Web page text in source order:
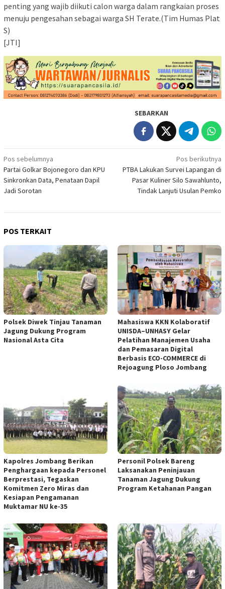
penting yang wajib diikuti calon warga dalam rangkaian proses
menuju pengesahan sebagai warga SH Terate.(Tim Humas Plat
S)
[JTI]
SEBARKAN
Navigasi
pos
Pos sebelumnya
Partai Golkar Bojonegoro dan KPU
Sinkronkan Data, Penataan Dapil
Jadi Sorotan
Pos berikutnya
PTBA Lakukan Survei Lapangan di
Pasar Kuliner Silo Sawahlunto,
Tindak Lanjuti Usulan Pemko
POS TERKAIT
Polsek Diwek Tinjau Tanaman
Jagung Dukung Program
Nasional Asta Cita
Mahasiswa KKN Kolaboratif
UNISDA–UNHASY Gelar
Pelatihan Manajemen Usaha
dan Pemasaran Digital
Berbasis ECO-COMMERCE di
Rejoagung Ploso Jombang
Kapolres Jombang Berikan
Penghargaan kepada Personel
Berprestasi, Tegaskan
Komitmen Zero Miras dan
Kesiapan Pengamanan
Muktamar NU ke-35
Personil Polsek Bareng
Laksanakan Peninjauan
Tanaman Jagung Dukung
Program Ketahanan Pangan